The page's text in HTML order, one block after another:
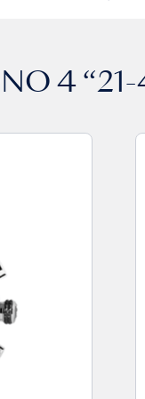
4 “21-